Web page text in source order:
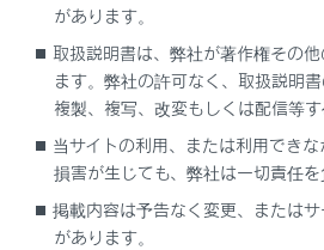
閲覧履歴
履歴がありません
検索履歴
があります。
取扱説明書は、弊社が著作権その
ます。弊社の許可なく、取扱説明書
複製、複写、改変もしくは配信等す
当サイトの利用、または利用でき
損害が生じても、弊社は一切責任を
掲載内容は予告なく変更、または
があります。